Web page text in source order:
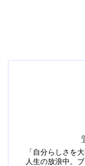
「自分らしさを
人生の放浪中。